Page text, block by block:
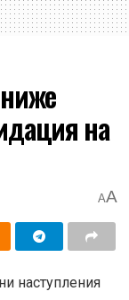
на
AA
наступления